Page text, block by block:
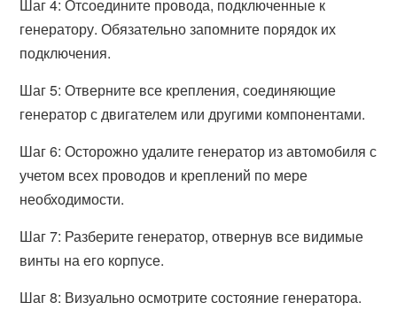
Шаг 4: Отсоедините провода, подключенные к
генератору. Обязательно запомните порядок их
подключения.
Шаг 5: Отверните все крепления, соединяющие
генератор с двигателем или другими компонентами.
Шаг 6: Осторожно удалите генератор из автомобиля с
учетом всех проводов и креплений по мере
необходимости.
Шаг 7: Разберите генератор, отвернув все видимые
винты на его корпусе.
Шаг 8: Визуально осмотрите состояние генератора.